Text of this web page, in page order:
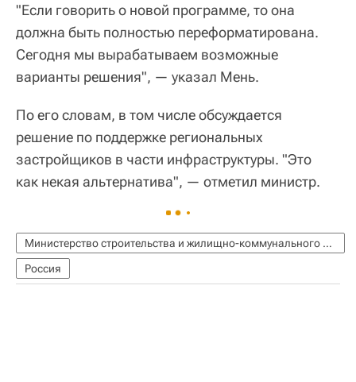
"Если говорить о новой программе, то она
должна быть полностью переформатирована.
Сегодня мы вырабатываем возможные
варианты решения", — указал Мень.
По его словам, в том числе обсуждается
решение по поддержке региональных
застройщиков в части инфраструктуры. "Это
как некая альтернатива", — отметил министр.
Министерство строительства и жилищно-коммунального хозяйства РФ (Минстрой России)
Россия